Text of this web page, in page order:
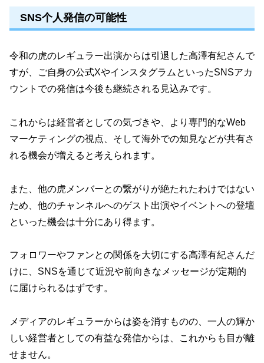
SNS个人発信の可能性
令和の虎のレギュラー出演からは引退した高澤有紀さんで
すが、ご自身の公式XやインスタグラムといったSNSアカ
ウントでの発信は今後も継続される見込みです。
これからは経営者としての気づきや、より専門的なWeb
マーケティングの視点、そして海外での知見などが共有さ
れる機会が増えると考えられます。
また、他の虎メンバーとの繋がりが絶たれたわけではない
ため、他のチャンネルへのゲスト出演やイベントへの登壇
といった機会は十分にあり得ます。
フォロワーやファンとの関係を大切にする高澤有紀さんだ
けに、SNSを通じて近況や前向きなメッセージが定期的
に届けられるはずです。
メディアのレギュラーからは姿を消すものの、一人の輝か
しい経営者としての有益な発信からは、これからも目が離
せません。